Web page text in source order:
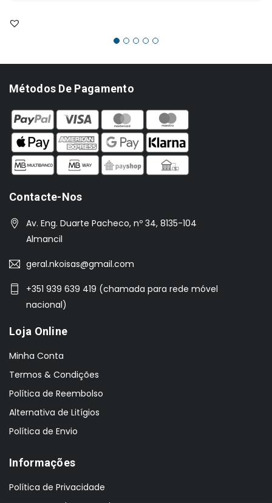
Métodos De Pagamento
Contacte-Nos
Av. Eng. Duarte Pacheco, nº 34, 8135-104
Almancil
geral.nkoisas@gmail.com
+351 939 639 419 (chamada para rede móvel
nacional)
Loja Online
Minha Conta
Termos & Condições
Política de Reembolso
Alternativa de Litígios
Política de Envio
Informações
Política de Privacidade